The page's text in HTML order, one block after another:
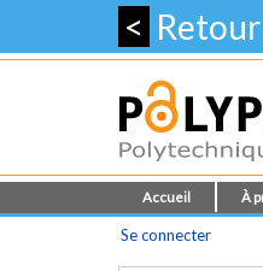
<
Accueil À
Se connecter